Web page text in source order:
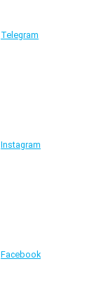
Telegram
Instagram
Facebook